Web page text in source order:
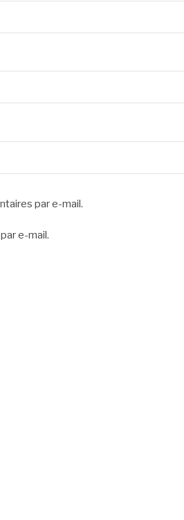
par e-mail.
e-mail.